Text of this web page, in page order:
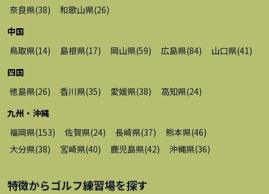
奈良県(38) 和歌山県(26)
中国
鳥取県(14) 島根県(17) 岡山県(59) 広島県(84) 山口県(41)
四国
徳島県(26) 香川県(35) 愛媛県(38) 高知県(24)
九州・沖縄
福岡県(153) 佐賀県(24) 長崎県(37) 熊本県(46)
大分県(38) 宮崎県(40) 鹿児島県(42) 沖縄県(36)
特徴からゴルフ練習場を探す